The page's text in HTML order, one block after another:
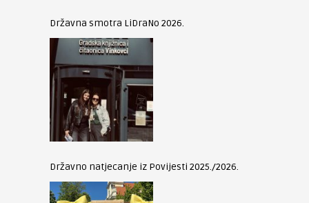
Državna smotra LiDraNo 2026.
Državno natjecanje iz Povijesti 2025./2026.